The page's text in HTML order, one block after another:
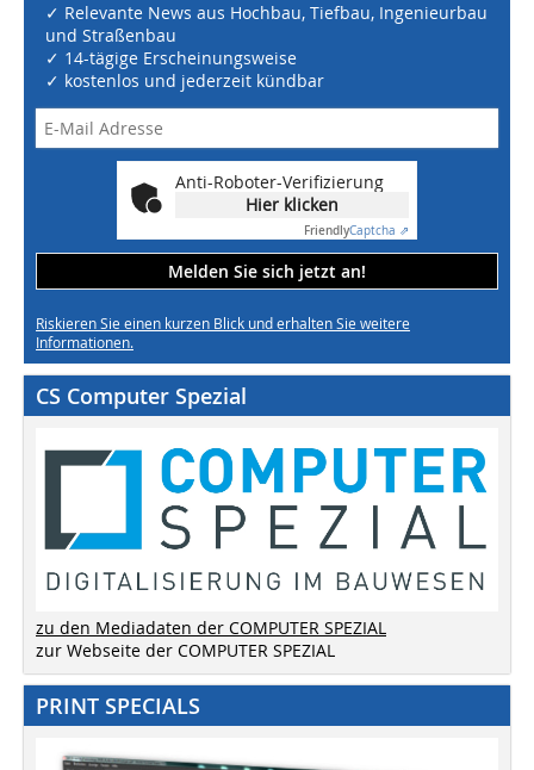
✓ Relevante News aus Hochbau, Tiefbau, Ingenieurbau
und Straßenbau
✓ 14-tägige Erscheinungsweise
✓ kostenlos und jederzeit kündbar
Anti-Roboter-Verifizierung
Hier klicken
FriendlyCaptcha ⇗
Melden Sie sich jetzt an!
Riskieren Sie einen kurzen Blick und erhalten Sie weitere
Informationen.
CS Computer Spezial
zu den Mediadaten der COMPUTER SPEZIAL
zur Webseite der COMPUTER SPEZIAL
PRINT SPECIALS